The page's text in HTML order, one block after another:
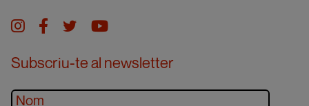
Instagram
facebook
twitteryoutube
Subscriu-te al newsletter